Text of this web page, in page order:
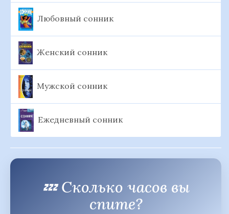
Любовный сонник
Женский сонник
Мужской сонник
Ежедневный сонник
💤 Сколько часов вы
спите?